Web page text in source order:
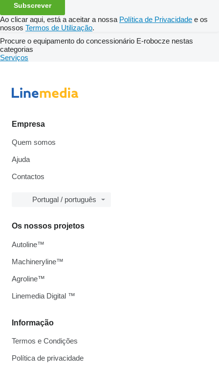
Subscrever
Ao clicar aqui, está a aceitar a nossa Política de Privacidade e os
nossos Termos de Utilização.
Procure o equipamento do concessionário E-robocze nestas
categorias
Serviços
Empresa
Quem somos
Ajuda
Contactos
Portugal / português
Informação
Termos e Condições
Política de privacidade
Os nossos projetos
Autoline™
Machineryline™
Agroline™
Linemedia Digital ™